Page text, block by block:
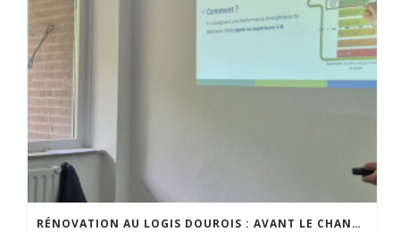
RÉNOVATION AU LOGIS DOUROIS : AVANT LE CHANTIER, LE DIALOGUE AVEC LES HABITANTS